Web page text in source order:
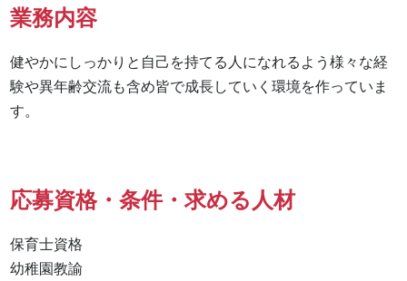
業務内容
健やかにしっかりと自己を持てる人になれるよう様々な経
験や異年齢交流も含め皆で成長していく環境を作っていま
す。
応募資格・条件・求める人材
保育士資格
幼稚園教諭